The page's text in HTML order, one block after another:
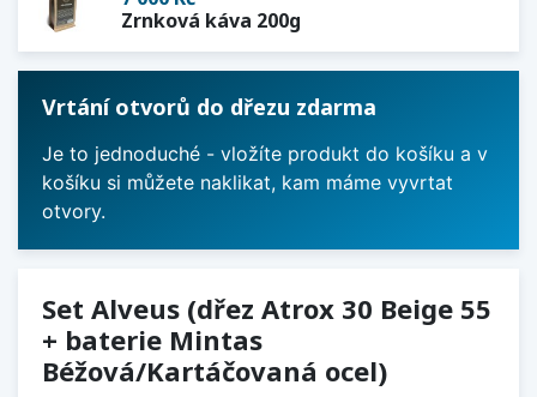
Zrnková káva 200g
Vrtání otvorů do dřezu zdarma
Je to jednoduché - vložíte produkt do košíku a v
košíku si můžete naklikat, kam máme vyvrtat
otvory.
Set Alveus (dřez Atrox 30 Beige 55
+ baterie Mintas
Béžová/Kartáčovaná ocel)